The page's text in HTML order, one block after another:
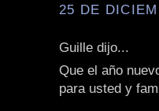
25 DE
Guille dijo...
Que el año
para usted y